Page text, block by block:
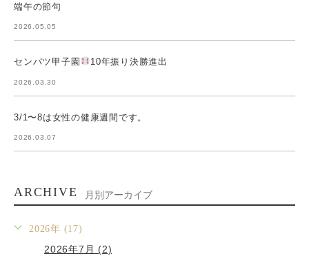
端午の節句
2026.05.05
センバツ甲子園 10年振り決勝進出
2026.03.30
3/1〜8は女性の健康週間です。
2026.03.07
ARCHIVE 月別アーカイブ
2026年 (17)
2026年7月 (2)